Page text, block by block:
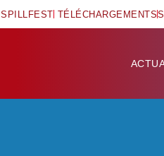
SPILLFEST TÉLÉCHARGEMENTS